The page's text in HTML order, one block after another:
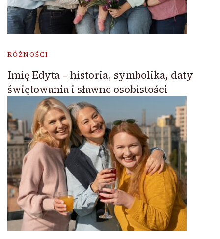
RÓŻNOŚCI
Imię Edyta – historia, symbolika, daty
świętowania i sławne osobistości